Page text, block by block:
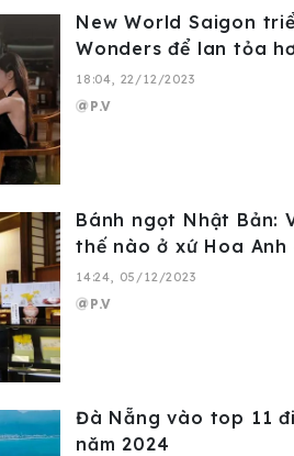
New World Saigon
Wonders để lan tỏa
18:04, 22/12/2023
P.V
Bánh ngọt Nhật Bản:
thế nào ở xứ Hoa Anh
14:24, 05/12/2023
P.V
Đà Nẵng vào top 11
năm 2024